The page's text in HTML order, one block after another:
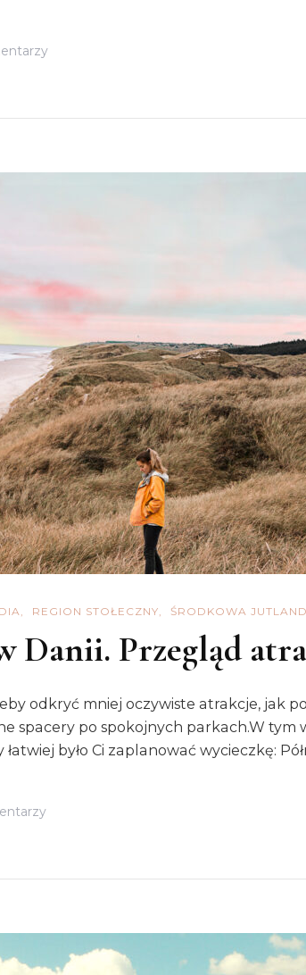
Do
REGION STOŁECZNY ŚRODKOWA
Danii. Przegląd
odkryć mniej oczywiste atrakcje, jak
spacery po spokojnych parkach.W tym
było Ci zaplanować wycieczkę:
Do
Przegląd